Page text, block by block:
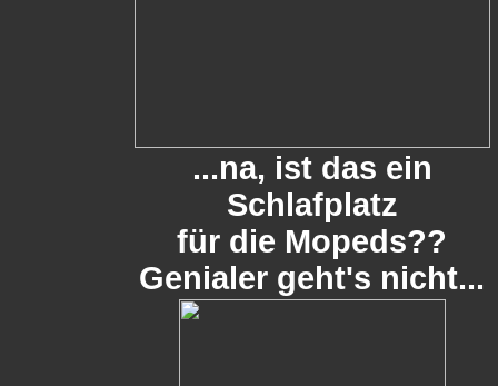
...na, ist das ein
Schlafplatz
für die Mopeds??
Genialer geht's nicht...